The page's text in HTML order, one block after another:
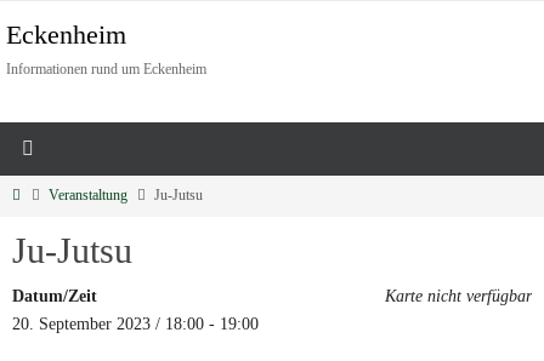
Eckenheim
Informationen rund um Eckenheim
Veranstaltung Ju-Jutsu
Ju-Jutsu
Karte nicht verfügbar
Datum/Zeit
20. September 2023 / 18:00 - 19:00